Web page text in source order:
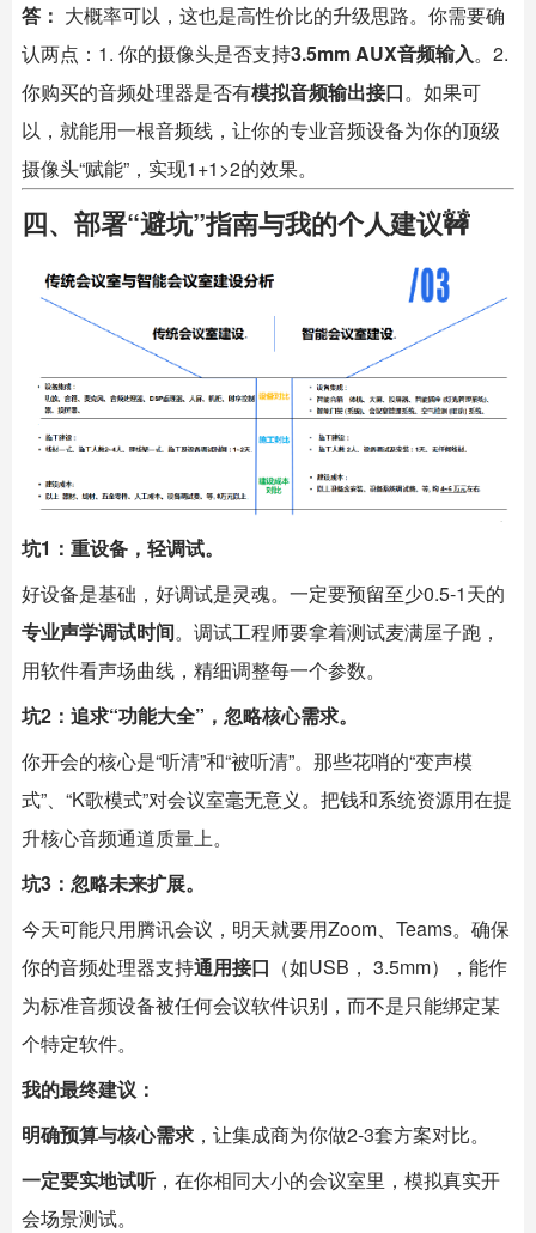
答： 大概率可以，这也是高性价比的升级思路。你需要确
认两点：1. 你的摄像头是否支持3.5mm AUX音频输入。2.
你购买的音频处理器是否有模拟音频输出接口。如果可
以，就能用一根音频线，让你的专业音频设备为你的顶级
摄像头“赋能”，实现1+1>2的效果。
四、部署“避坑”指南与我的个人建议🚧
坑1：重设备，轻调试。
好设备是基础，好调试是灵魂。一定要预留至少0.5-1天的
专业声学调试时间。调试工程师要拿着测试麦满屋子跑，
用软件看声场曲线，精细调整每一个参数。
坑2：追求“功能大全”，忽略核心需求。
你开会的核心是“听清”和“被听清”。那些花哨的“变声模
式”、“K歌模式”对会议室毫无意义。把钱和系统资源用在提
升核心音频通道质量上。
坑3：忽略未来扩展。
今天可能只用腾讯会议，明天就要用Zoom、Teams。确保
你的音频处理器支持通用接口 （如USB， 3.5mm），能作
为标准音频设备被任何会议软件识别，而不是只能绑定某
个特定软件。
我的最终建议：
明确预算与核心需求 ，让集成商为你做2-3套方案对比。
一定要实地试听，在你相同大小的会议室里，模拟真实开
会场景测试。